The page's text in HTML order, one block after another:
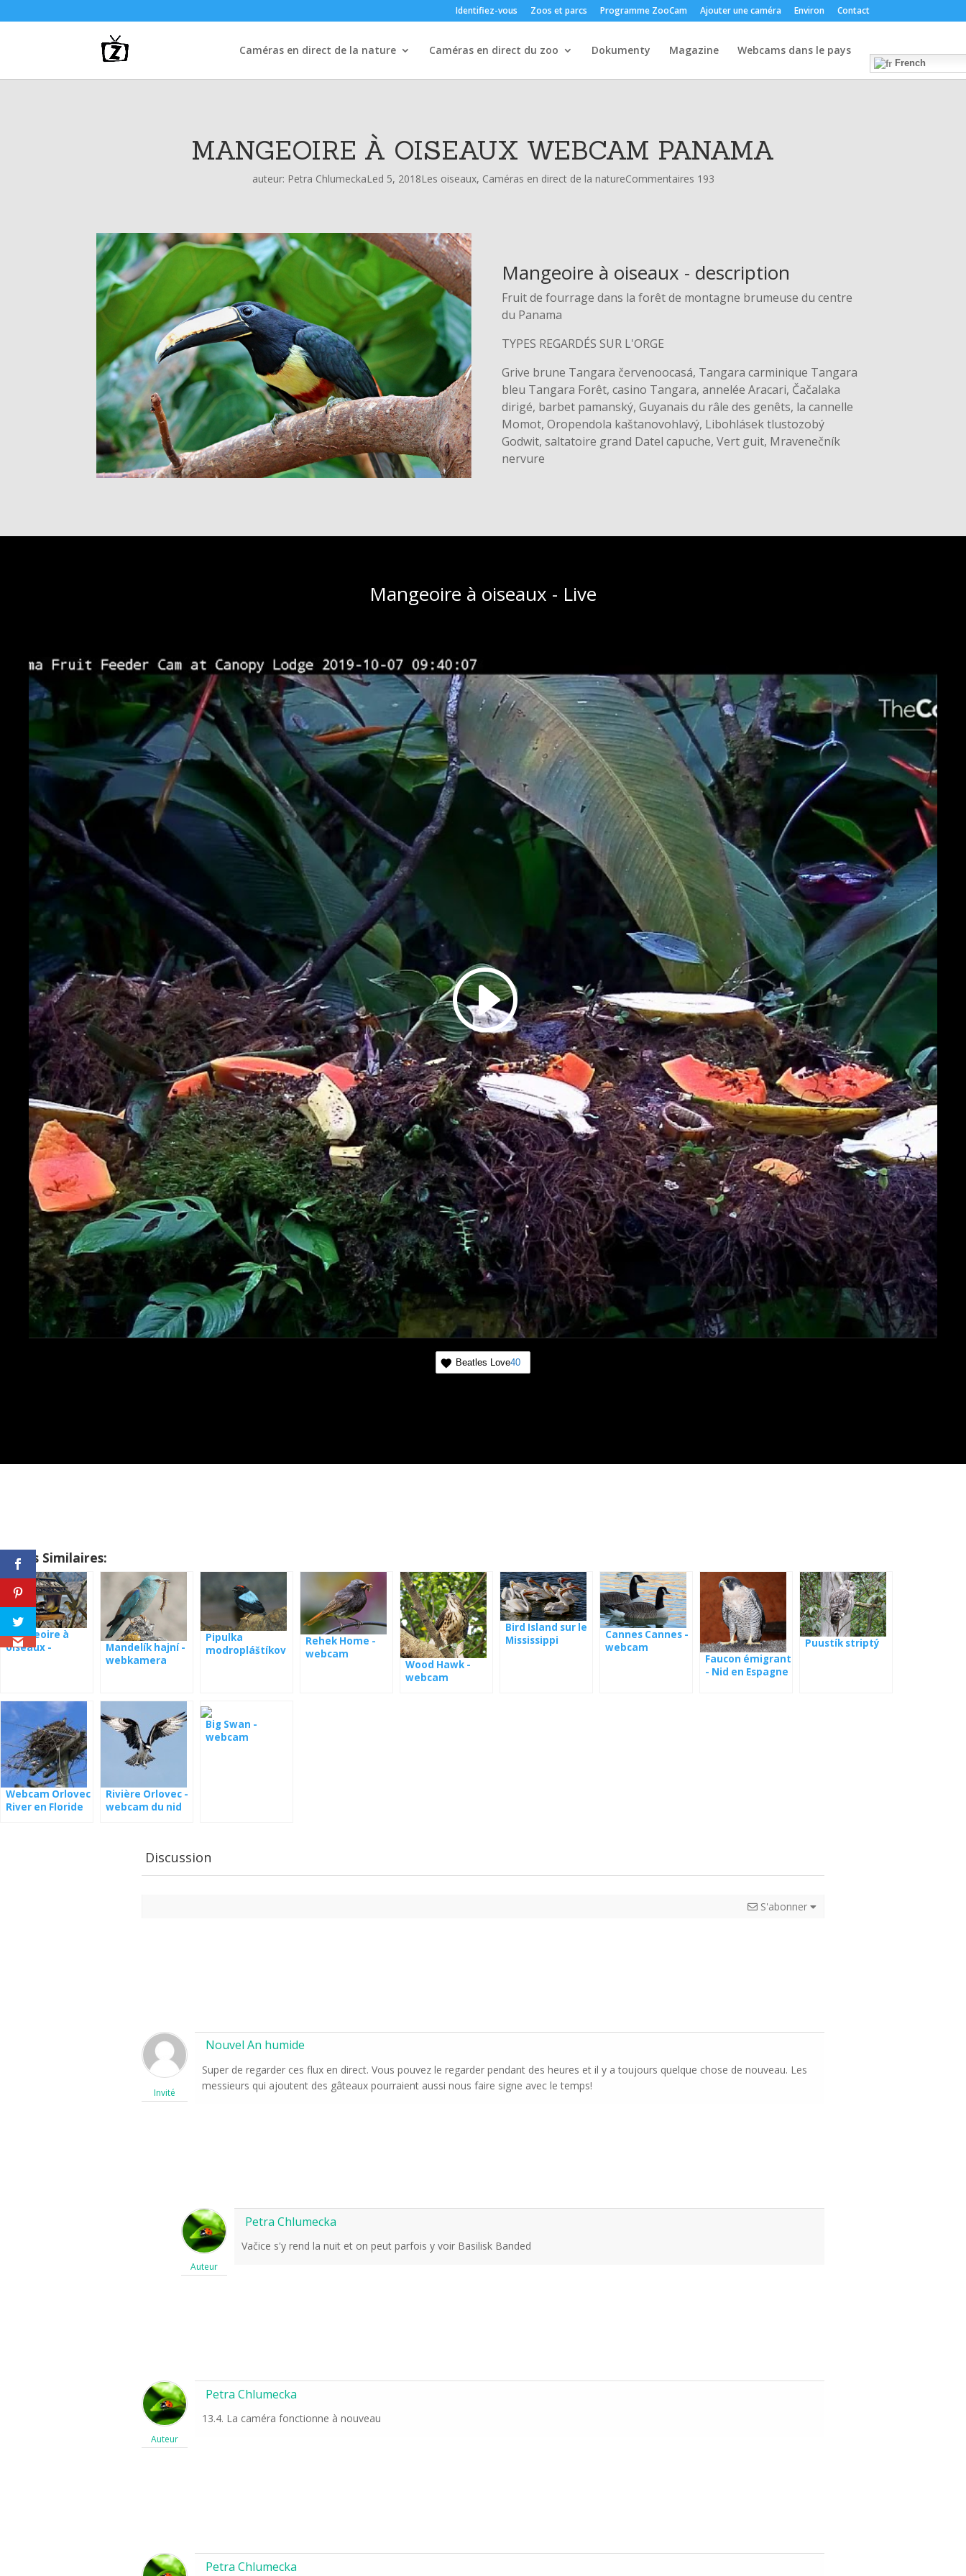
Identifiez-vous Zoos et parcs Programme ZooCam Ajouter une caméra Environ Contact
Caméras en direct de la nature Caméras en direct du zoo Dokumenty Magazine Webcams dans le pays
French
MANGEOIRE À OISEAUX WEBCAM PANAMA
auteur: Petra ChlumeckaLed 5, 2018Les oiseaux, Caméras en direct de la natureCommentaires 193
Mangeoire à oiseaux - description
Fruit de fourrage dans la forêt de montagne brumeuse du centre
du Panama
TYPES REGARDÉS SUR L'ORGE
Grive brune Tangara červenoocasá, Tangara carminique Tangara
bleu Tangara Forêt, casino Tangara, annelée Aracari, Čačalaka
dirigé, barbet pamanský, Guyanais du râle des genêts, la cannelle
Momot, Oropendola kaštanovohlavý, Libohlásek tlustozobý
Godwit, saltatoire grand Datel capuche, Vert guit, Mravenečník
nervure
Mangeoire à oiseaux - Live
Beatles Love40
Sujets Similaires:
Mangeoire à
oiseaux -
Mandelík hajní -
webkamera
Pipulka
modropláštíkov
Rehek Home -
webcam
Wood Hawk -
webcam
Bird Island sur le
Mississippi
Cannes Cannes -
webcam
Faucon émigrant
- Nid en Espagne
Puustík striptý
Webcam Orlovec
River en Floride
Rivière Orlovec -
webcam du nid
Big Swan -
webcam
Discussion
S'abonner
Invité
Nouvel An humide
Super de regarder ces flux en direct. Vous pouvez le regarder pendant des heures et il y a toujours quelque chose de nouveau. Les
messieurs qui ajoutent des gâteaux pourraient aussi nous faire signe avec le temps!
Auteur
Petra Chlumecka
Vačice s'y rend la nuit et on peut parfois y voir Basilisk Banded
Auteur
Petra Chlumecka
13.4. La caméra fonctionne à nouveau
Petra Chlumecka